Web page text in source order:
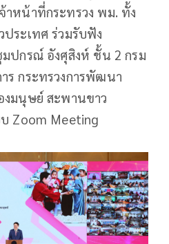
าหน้าที่กระทรวง พม. ทั้ง
ระเทศ ร่วมรับฟัง
ปกรณ์ อังศุสิงห์ ชั้น 2 กรม
ร กระทรวงการพัฒนา
งมนุษย์ สะพานขาว
Zoom Meeting